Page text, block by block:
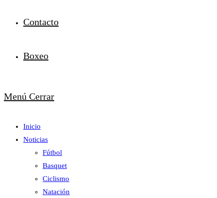
Contacto
Boxeo
Menú Cerrar
Inicio
Noticias
Fútbol
Basquet
Ciclismo
Natación